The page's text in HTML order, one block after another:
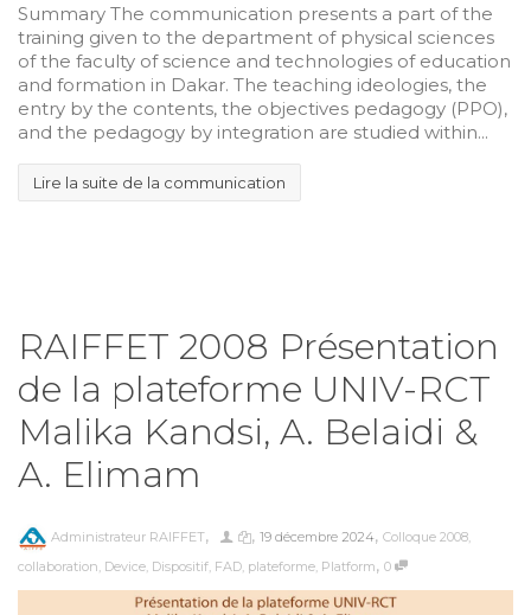
Summary The communication presents a part of the
training given to the department of physical sciences
of the faculty of science and technologies of education
and formation in Dakar. The teaching ideologies, the
entry by the contents, the objectives pedagogy (PPO),
and the pedagogy by integration are studied within...
Lire la suite de la communication
RAIFFET 2008 Présentation
de la plateforme UNIV-RCT
Malika Kandsi, A. Belaidi &
A. Elimam
Administrateur RAIFFET, , 19 décembre 2024, Colloque 2008,
collaboration, Device, Dispositif, FAD, plateforme, Platform, 0